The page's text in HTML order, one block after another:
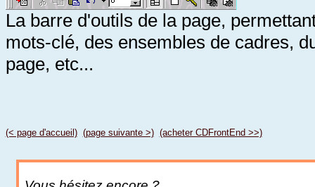
La barre d'outils de la page,
mots-clé, des ensembles de cadres,
page, etc...
(< page d'accueil) (page suivante >) (acheter CDFrontEnd >>)